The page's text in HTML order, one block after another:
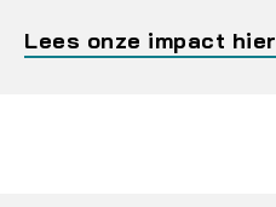
Lees onze impact hier